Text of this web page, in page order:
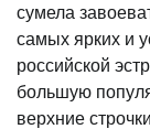
сумела
самых ярких и
российской
большую
верхние